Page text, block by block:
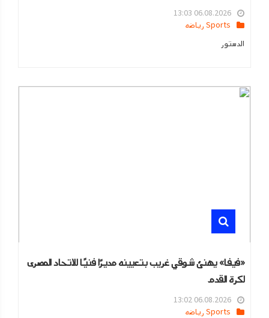
06.08.2026 13:03
Sports رياضه
الدستور
«فيفا» يهنئ شوقي غريب بتعيينه مديرًا فنيًا للاتحاد المصرى
لكرة القدم
06.08.2026 13:02
Sports رياضه